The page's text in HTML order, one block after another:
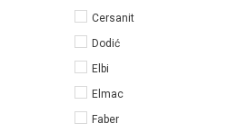
Cersanit
Dodić
Elbi
Elmac
Faber